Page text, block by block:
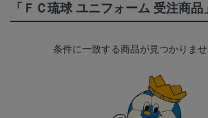
「ＦＣ琉球 ユニフォーム 受注商
条件に一致する商品が見つかりませ